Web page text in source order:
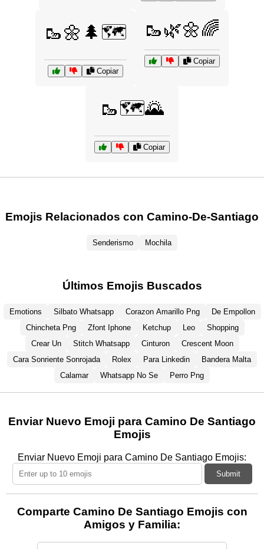
🥾🌼🌲🗺️
Copiar
🥾🌿🌼🌈
Copiar
🥾🗺️🌄
Copiar
Emojis Relacionados con Camino-De-Santiago
Senderismo Mochila
Últimos Emojis Buscados
Emotions Silbato Whatsapp Corazon Amarillo Png
De Empollon
Chincheta Png
Zfont Iphone Ketchup Leo
Shopping
Crear Un
Stitch Whatsapp Cinturon
Crescent Moon
Cara Sonriente Sonrojada
Rolex Para Linkedin
Bandera Malta
Calamar
Whatsapp No Se Perro Png
Enviar Nuevo Emoji para Camino De Santiago
Emojis
Enviar Nuevo Emoji para Camino De Santiago Emojis:
Submit
Comparte Camino De Santiago Emojis con
Amigos y Familia: